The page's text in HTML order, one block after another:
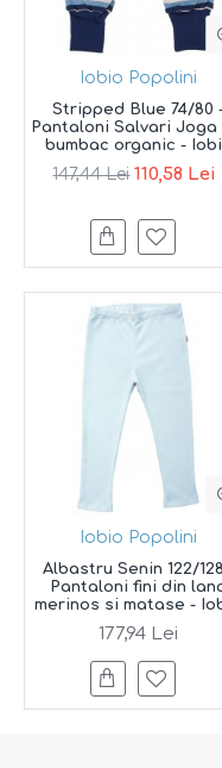
Iobio Popolini
Stripped Blue 74/80
Pantaloni Salvari Joga
bumbac organic -
147,44 Lei 110,58 Lei
Iobio Popolini
Albastru Senin 122/
Pantaloni fini din
merinos si matase -
177,94 Lei